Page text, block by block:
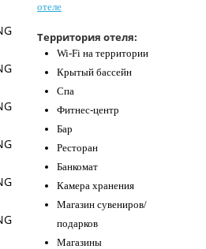
отеле
Территория отеля:
Wi-Fi на территории
Крытый бассейн
Спа
Фитнес-центр
Бар
Ресторан
Банкомат
Камера хранения
Магазин сувениров/
подарков
Магазины